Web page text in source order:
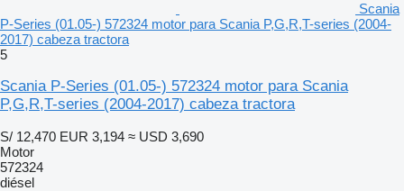
Scania
P-Series (01.05-) 572324 motor para Scania P,G,R,T-series (2004-
2017) cabeza tractora
5
Scania P-Series (01.05-) 572324 motor para Scania
P,G,R,T-series (2004-2017) cabeza tractora
S/ 12,470 EUR 3,194 ≈ USD 3,690
Motor
572324
diésel